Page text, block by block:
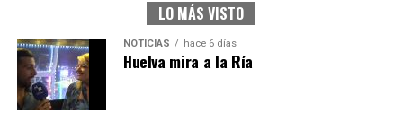
HuelvatvLO MÁS VISTO
NOTICIAS hace 6 días
Huelva mira a la Ría